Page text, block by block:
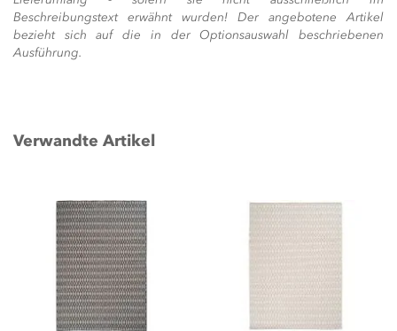
Beschreibungstext erwähnt wurden! Der angebotene Artikel
bezieht sich auf die in der Optionsauswahl beschriebenen
Ausführung.
Verwandte Artikel